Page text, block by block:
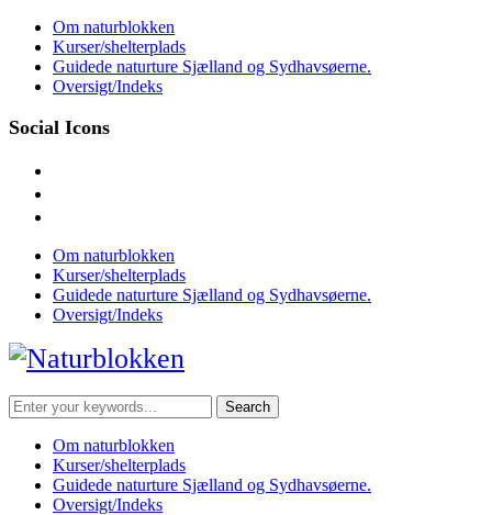
Skip
content
Om naturblokken
Kurser/shelterplads
Guidede naturture Sjælland og Sydhavsøerne.
Oversigt/Indeks
Social Icons
Om naturblokken
Kurser/shelterplads
Guidede naturture Sjælland og Sydhavsøerne.
Oversigt/Indeks
Search
for:
Om naturblokken
Kurser/shelterplads
Guidede naturture Sjælland og Sydhavsøerne.
Oversigt/Indeks